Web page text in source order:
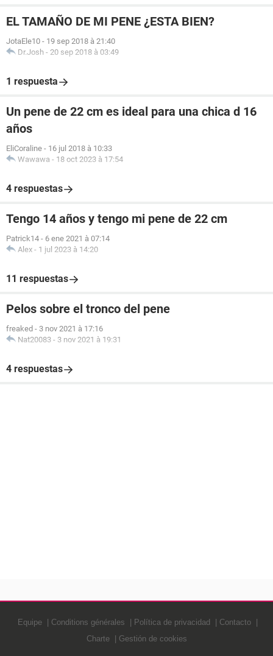
EL TAMAÑO DE MI PENE ¿ESTA BIEN?
JotaEle10 - 19 sep 2018 à 21:40
Dr.Josh - 20 sep 2018 à 03:49
1 respuesta
Un pene de 22 cm es ideal para una chica d 16
años
EliCoraline - 16 jul 2018 à 10:33
Wawawa - 18 oct 2023 à 17:54
4 respuestas
Tengo 14 años y tengo mi pene de 22 cm
Patrick14 - 6 ene 2021 à 07:14
Alex - 1 jul 2023 à 14:20
11 respuestas
Pelos sobre el tronco del pene
freaked - 3 nov 2021 à 17:16
Nat20083 - 3 nov 2021 à 19:31
4 respuestas
Equipe Conditions générales Política de privacidad
Contacto
Charte
Gestión de cookies